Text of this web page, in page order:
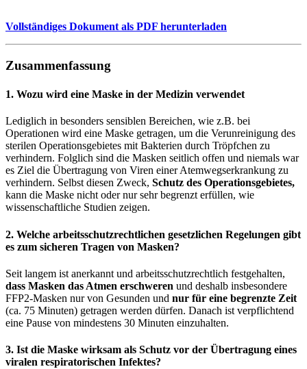
Vollständiges Dokument als PDF herunterladen
Zusammenfassung
1. Wozu wird eine Maske in der Medizin verwendet
Lediglich in besonders sensiblen Bereichen, wie z.B. bei
Operationen wird eine Maske getragen, um die Verunreinigung des
sterilen Operationsgebietes mit Bakterien durch Tröpfchen zu
verhindern. Folglich sind die Masken seitlich offen und niemals war
es Ziel die Übertragung von Viren einer Atemwegserkrankung zu
verhindern. Selbst diesen Zweck, Schutz des Operationsgebietes,
kann die Maske nicht oder nur sehr begrenzt erfüllen, wie
wissenschaftliche Studien zeigen.
2. Welche arbeitsschutzrechtlichen gesetzlichen Regelungen gibt
es zum sicheren Tragen von Masken?
Seit langem ist anerkannt und arbeitsschutzrechtlich festgehalten,
dass Masken das Atmen erschweren und deshalb insbesondere
FFP2-Masken nur von Gesunden und nur für eine begrenzte Zeit
(ca. 75 Minuten) getragen werden dürfen. Danach ist verpflichtend
eine Pause von mindestens 30 Minuten einzuhalten.
3. Ist die Maske wirksam als Schutz vor der Übertragung eines
viralen respiratorischen Infektes?